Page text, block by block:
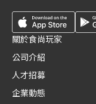
關於食尚玩家
公司介紹
人才招募
企業動態